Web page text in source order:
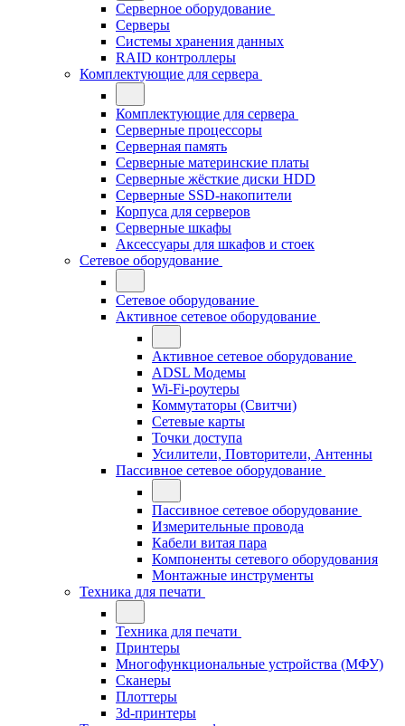
Серверное оборудование
Серверы
Системы хранения данных
RAID контроллеры
Комплектующие для сервера
Комплектующие для сервера
Серверные процессоры
Серверная память
Серверные материнские платы
Серверные жёсткие диски HDD
Серверные SSD-накопители
Корпуса для серверов
Серверные шкафы
Аксессуары для шкафов и стоек
Сетевое оборудование
Сетевое оборудование
Активное сетевое оборудование
Активное сетевое оборудование
ADSL Модемы
Wi-Fi-роутеры
Коммутаторы (Свитчи)
Сетевые карты
Точки доступа
Усилители, Повторители, Антенны
Пассивное сетевое оборудование
Пассивное сетевое оборудование
Измерительные провода
Кабели витая пара
Компоненты сетевого оборудования
Монтажные инструменты
Техника для печати
Техника для печати
Принтеры
Многофункциональные устройства (МФУ)
Сканеры
Плоттеры
3d-принтеры